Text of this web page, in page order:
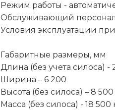
Режим работы -
Обслуживающий персонал
Условия эксплуатации
Габаритные размеры, мм
Длина (без учета силоса) -
Ширина – 6 200
Высота (без силоса) – 8 500
Масса (без силоса) - 18 500